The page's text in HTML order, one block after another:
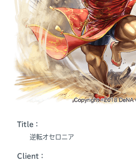
Title：
逆転オセロニア
Client：